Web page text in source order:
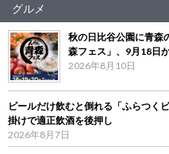
グルメ
秋の日比谷公園に青
森フェス」、9月18日
2026年8月10日
ビールだけ飲むと倒れる「ふらつく
掛けで適正飲酒を後押し
2026年8月7日